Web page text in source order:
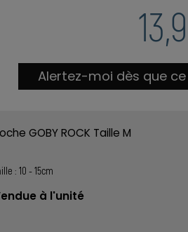
Alertez-moi dès que
GOBY ROCK Taille M
: 10 - 15cm
à l'unité